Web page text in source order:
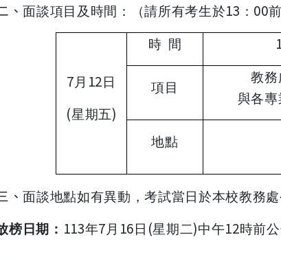
、面談項目及時間：（請所有考生於13 ： 00
7月 12 日
(星期五)
時 間
項目
教務
與各
地點
、面談地點如有異動，考試當日於本校教務處
榜日期： 113年7月 16 日 (星期二)中午12時前